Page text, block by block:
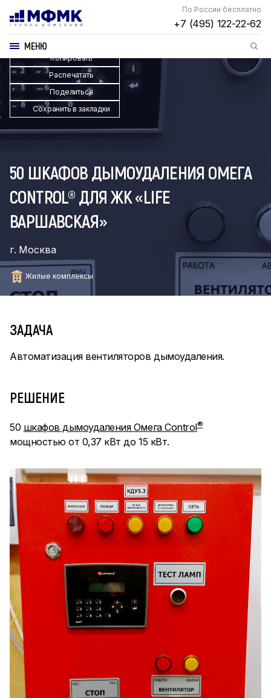
По России бесплатно
+7 (495) 122-22-62
МЕНЮ
Копировать
Распечатать
Поделиться
Сохранить в закладки
50 ШКАФОВ ДЫМОУДАЛЕНИЯ ОМЕГА
CONTROL® ДЛЯ ЖК «LIFE
ВАРШАВСКАЯ»
г. Москва
Жилые комплексы
ЗАДАЧА
Автоматизация вентиляторов дымоудаления.
РЕШЕНИЕ
50 шкафов дымоудаления Омега Control®
мощностью от 0,37 кВт до 15 кВт.